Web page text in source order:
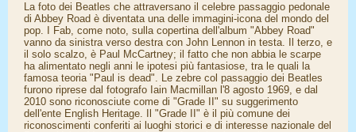
La foto dei Beatles che attraversano il celebre passaggio pedonale
di Abbey Road è diventata una delle immagini-icona del mondo del
pop. I Fab, come noto, sulla copertina dell'album "Abbey Road"
vanno da sinistra verso destra con John Lennon in testa. Il terzo, e
il solo scalzo, è Paul McCartney; il fatto che non abbia le scarpe
ha alimentato negli anni le ipotesi più fantasiose, tra le quali la
famosa teoria "Paul is dead". Le zebre col passaggio dei Beatles
furono riprese dal fotografo Iain Macmillan l'8 agosto 1969, e dal
2010 sono riconosciute come di "Grade II" su suggerimento
dell'ente English Heritage. Il "Grade II" è il più comune dei
riconoscimenti conferiti ai luoghi storici e di interesse nazionale del